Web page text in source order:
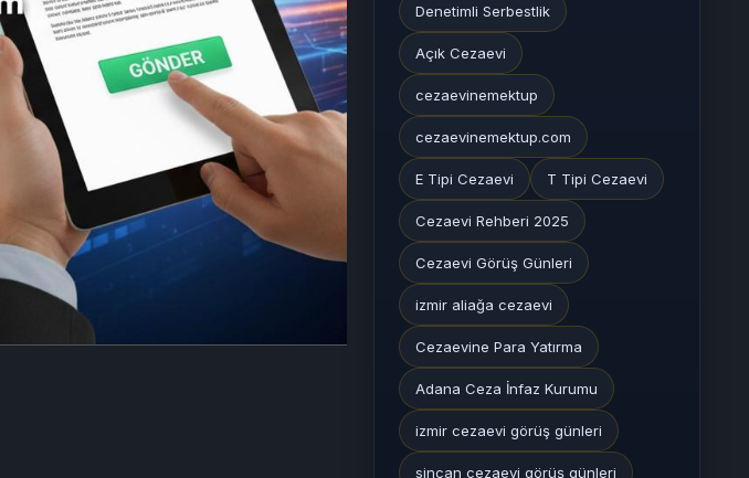
Denetimli Serbestlik
Açık Cezaevi
cezaevinemektup
cezaevinemektup.com
E Tipi Cezaevi T Tipi Cezaevi
Cezaevi Rehberi 2025
Cezaevi Görüş Günleri
izmir aliağa cezaevi
Cezaevine Para Yatırma
Adana Ceza İnfaz Kurumu
izmir cezaevi görüş günleri
sincan cezaevi görüş günleri